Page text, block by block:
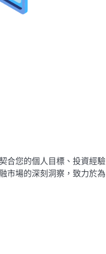
合您的個人目標、投資經驗
市場的深刻洞察，致力於為